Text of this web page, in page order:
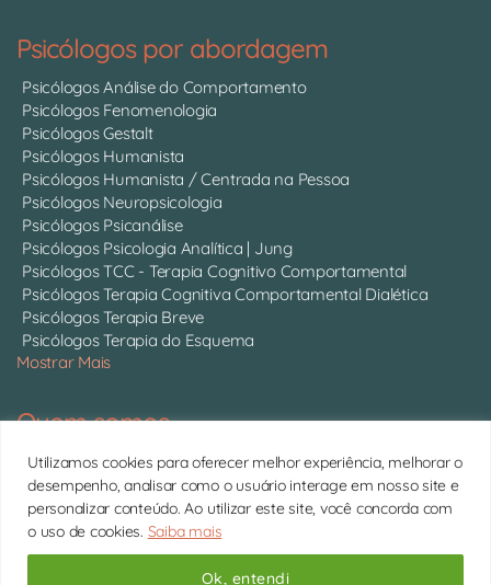
Utilizamos cookies para oferecer melhor experiência, melhorar o
desempenho, analisar como o usuário interage em nosso site e
personalizar conteúdo. Ao utilizar este site, você concorda com
o uso de cookies. Saiba mais
Ok, entendi
Psicólogos por abordagem
Psicólogos Análise do Comportamento
Psicólogos Fenomenologia
Psicólogos Gestalt
Psicólogos Humanista
Psicólogos Humanista / Centrada na Pessoa
Psicólogos Neuropsicologia
Psicólogos Psicanálise
Psicólogos Psicologia Analítica | Jung
Psicólogos TCC - Terapia Cognitivo Comportamental
Psicólogos Terapia Cognitiva Comportamental Dialética
Psicólogos Terapia Breve
Psicólogos Terapia do Esquema
Mostrar Mais
Quem somos
Somos 750 psicólogos com CRP ativo, atendendo online em
todo o Brasil.Conheça cada um deles
11 4063-0022 | contato@psitto.com.br |
Copyright © 2026 Psitto